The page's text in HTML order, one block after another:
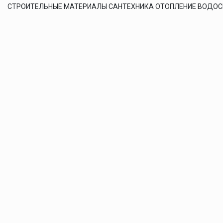
СТРОИТЕЛЬНЫЕ МАТЕРИАЛЫ САНТЕХНИКА ОТОПЛЕНИЕ